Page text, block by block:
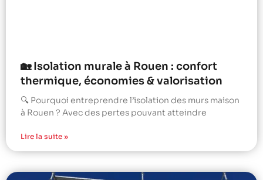
🏡 Isolation murale à Rouen : confort
thermique, économies & valorisation
🔍 Pourquoi entreprendre l’isolation des murs maison
à Rouen ? Avec des pertes pouvant atteindre
Lire la suite »